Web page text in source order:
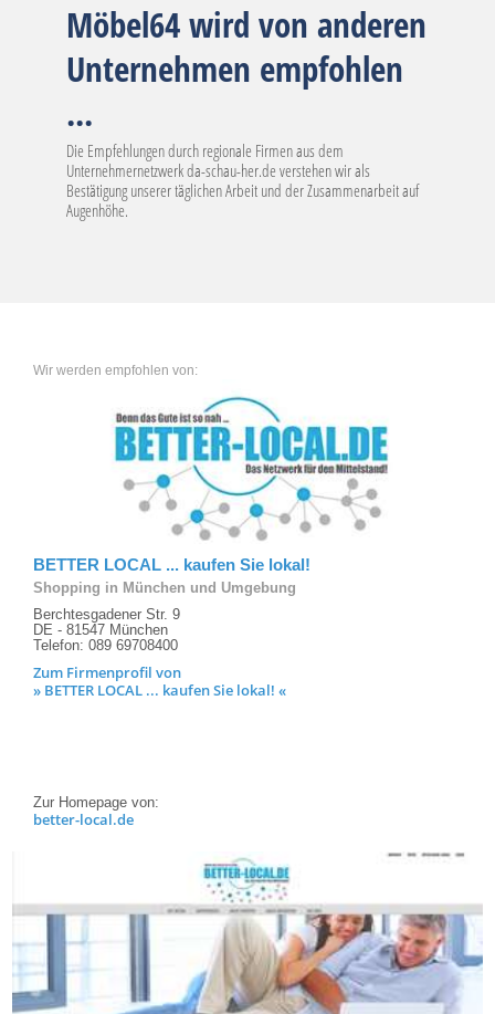
Möbel64 wird von anderen
Unternehmen empfohlen
...
Die Empfehlungen durch regionale Firmen aus dem
Unternehmernetzwerk da-schau-her.de verstehen wir als
Bestätigung unserer täglichen Arbeit und der Zusammenarbeit auf
Augenhöhe.
Wir werden empfohlen von:
BETTER LOCAL ... kaufen Sie lokal!
Shopping in München und Umgebung
Berchtesgadener Str. 9
DE - 81547 München
Telefon: 089 69708400
Zum Firmenprofil von
» BETTER LOCAL ... kaufen Sie lokal! «
Zur Homepage von:
better-local.de